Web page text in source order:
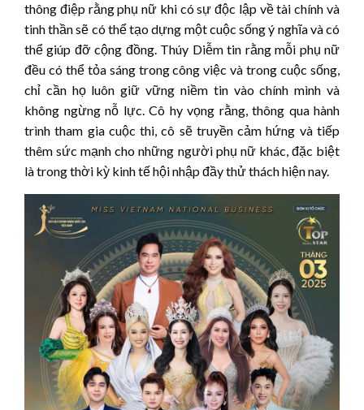
thông điệp rằng phụ nữ khi có sự độc lập về tài chính và
tinh thần sẽ có thể tạo dựng một cuộc sống ý nghĩa và có
thể giúp đỡ cộng đồng. Thúy Diễm tin rằng mỗi phụ nữ
đều có thể tỏa sáng trong công việc và trong cuộc sống,
chỉ cần họ luôn giữ vững niềm tin vào chính mình và
không ngừng nỗ lực. Cô hy vọng rằng, thông qua hành
trình tham gia cuộc thi, cô sẽ truyền cảm hứng và tiếp
thêm sức mạnh cho những người phụ nữ khác, đặc biệt
là trong thời kỳ kinh tế hội nhập đầy thử thách hiện nay.